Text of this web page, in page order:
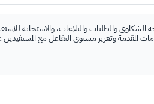
والطلبات والبلاغات، والاستجابة
المقدمة وتعزيز مستوى التفاعل مع المستفيدين